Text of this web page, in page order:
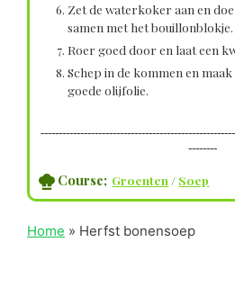
Zet de waterkoker aan en
samen met het bouillonblokje.
Roer goed door en laat een
Schep in de kommen en
goede olijfolie.
--------
Course; Groenten / Soep
Home » Herfst bonensoep